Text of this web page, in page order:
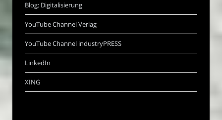
Blog: Digitalisierung
YouTube Channel Verlag
YouTube Channel industryPRESS
LinkedIn
XING